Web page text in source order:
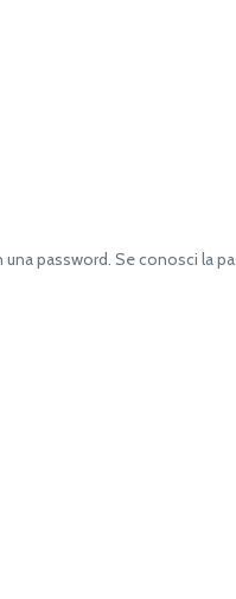
password. Se conosci la